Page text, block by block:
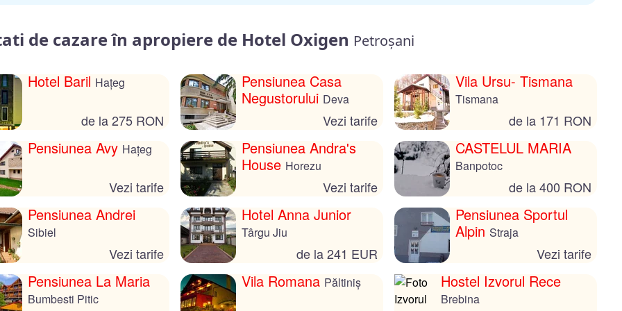
de cazare în apropiere de Hotel Oxigen Petroșani
Hotel Baril Hațeg
de la 275 RON
Pensiunea Casa
Negustorului Deva
Vezi tarife
Vila Ursu- Tismana
Tismana
de la 171 RON
Pensiunea Avy Hațeg
Vezi tarife
Pensiunea Andra's
House Horezu
Vezi tarife
CASTELUL MARIA
Banpotoc
de la 400 RON
Pensiunea Andrei
Sibiel
Vezi tarife
Hotel Anna Junior
Târgu Jiu
de la 241 EUR
Pensiunea Sportul
Alpin Straja
Vezi tarife
Pensiunea La Maria
Bumbesti Pitic
Vila Romana Păltiniș Hostel Izvorul Rece
Brebina